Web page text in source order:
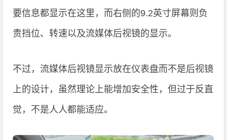
要信息都显示在这里，而右侧的9.2英寸屏幕则负
责挡位、转速以及流媒体后视镜的显示。
不过，流媒体后视镜显示放在仪表盘而不是后视镜
上的设计，虽然理论上能增加安全性，但过于反直
觉，不是人人都能适应。